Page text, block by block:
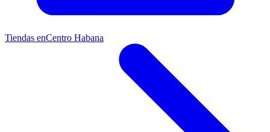
Tiendas enCentro Habana